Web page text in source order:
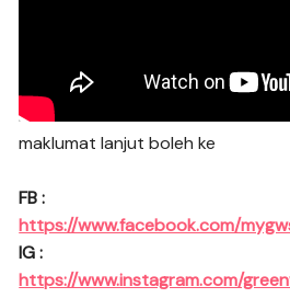
maklumat lanjut boleh ke
FB :
https://www.facebook.com/
IG :
https://www.instagram.com/